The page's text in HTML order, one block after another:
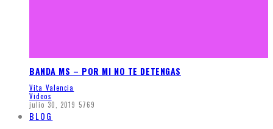
BANDA MS – POR MI NO TE DETENGAS
Vita Valencia
Videos
julio 30, 2019 5769
BLOG